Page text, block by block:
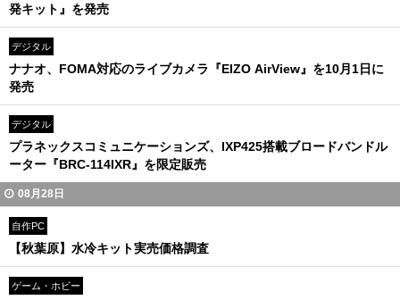
発キット』を発売
デジタル
ナナオ、FOMA対応のライブカメラ『EIZO AirView』を10月1日に
発売
デジタル
プラネックスコミュニケーションズ、IXP425搭載ブロードバンドル
ーター『BRC-114IXR』を限定販売
08月28日
自作PC
【秋葉原】水冷キット実売価格調査
ゲーム・ホビー